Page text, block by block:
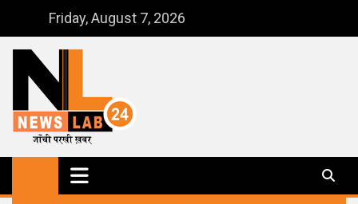
content
Friday, August 7, 2026
NewsLab24
जाँची परखी ख़बर